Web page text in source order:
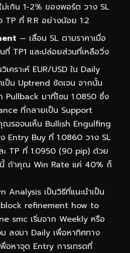
เกิน 1-2% ของพอร์ต วาง SL
TP ที่ R:R อย่างน้อย 1:2
— เลื่อน SL ตามราคาเมื่อ
ที่ TP1 และปล่อยส่วนที่เหลือวิ่ง
คราะห์ EUR/USD ใน Daily
ป็น Uptrend ชัดเจน จากนั้น
Pullback มาที่โซน 1.0850 ซึ่ง
ที่กลายเป็น Support
รอจนเห็น Bullish Engulfing
Entry Buy ที่ 1.0860 วาง SL
TP ที่ 1.0950 (90 pip) ด้วย
นี้ ถ้าคุณ Win Rate แค่ 40% ก็
Analysis เป็นวิธีที่แนะนำเป็น
block refinement how to
smc เริ่มจาก Weekly หรือ
ลงมา Daily เพื่อหาทิศทาง
อหาจุด Entry การเทรดที่